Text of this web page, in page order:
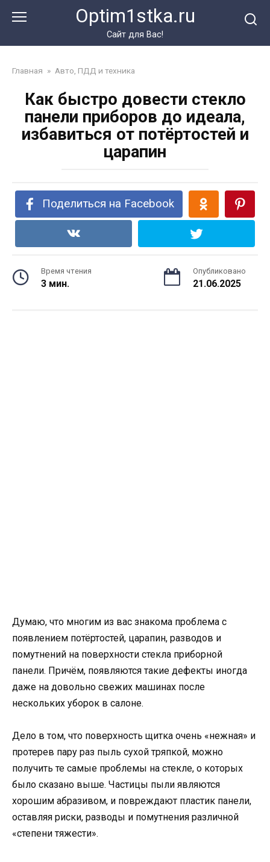
Optim1stka.ru
Сайт для Вас!
Главная » Авто, ПДД и техника
Как быстро довести стекло
панели приборов до идеала,
избавиться от потёртостей и
царапин
Поделиться на Facebook
Время чтения
3 мин.
Опубликовано
21.06.2025
Думаю, что многим из вас знакома проблема с
появлением потёртостей, царапин, разводов и
помутнений на поверхности стекла приборной
панели. Причём, появляются такие дефекты иногда
даже на довольно свежих машинах после
нескольких уборок в салоне.
Дело в том, что поверхность щитка очень «нежная» и
протерев пару раз пыль сухой тряпкой, можно
получить те самые проблемы на стекле, о которых
было сказано выше. Частицы пыли являются
хорошим абразивом, и повреждают пластик панели,
оставляя риски, разводы и помутнения различной
«степени тяжести».